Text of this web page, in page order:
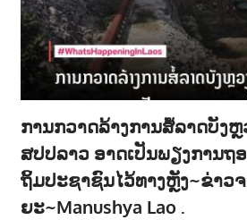
ການກວາດລ້າງການສໍ້ລາດບັງ
ສປປລາວ ອາດເປັນພຽງການ
ຖິ້ມປະຊາຊົນໄວ້ທາງຫຼັງ~ຂ່າວ
ຍະ~Manushya Lao .